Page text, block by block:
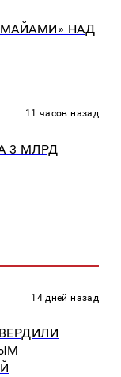
МАЙАМИ» НАД
11 часов назад
3 МЛРД
14 дней назад